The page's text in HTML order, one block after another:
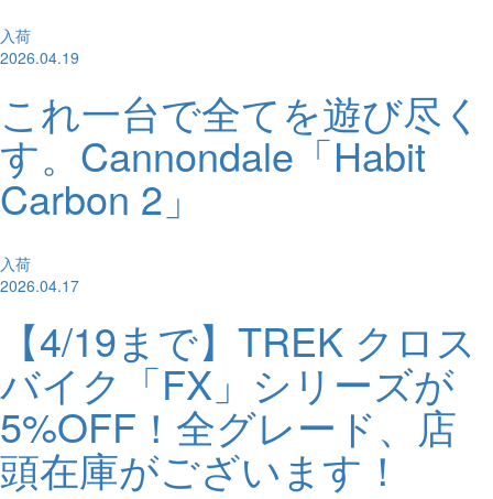
入荷
2026.04.19
これ一台で全てを遊び尽く
す。Cannondale「Habit
Carbon 2」
入荷
2026.04.17
【4/19まで】TREK クロス
バイク「FX」シリーズが
5%OFF！全グレード、店
頭在庫がございます！